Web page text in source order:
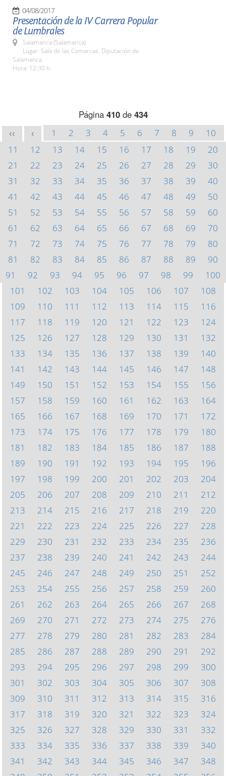
04/08/2017
Presentación de la IV Carrera Popular
de Lumbrales
Salamanca (Salamanca)
Lugar: Sala de las Comarcas. Diputación de
Salamanca
Hora: 12:30 h.
Página 410de 434
<< < 1 2 3 4 5 6 7 8 9
10
11
12 13 14 15 16 17 18 19
20
21
22 23 24 25 26 27 28 29
30
31
32 33 34 35 36 37 38 39
40
41
42 43 44 45 46 47 48 49
50
51
52 53 54 55 56 57 58 59
60
61
62 63 64 65 66 67 68 69
70
71
72 73 74 75 76 77 78 79
80
81
82 83 84 85 86 87 88 89
90
91
92 93 94 95 96 97 98 99
100
101
102 103 104 105 106 107
108
109
110 111 112 113 114 115
116
117
118 119 120 121 122 123
124
125
126 127 128 129 130 131
132
133
134 135 136 137 138 139
140
141
142 143 144 145 146 147
148
149
150 151 152 153 154 155
156
157
158 159 160 161 162 163
164
165
166 167 168 169 170 171
172
173
174 175 176 177 178 179
180
181
182 183 184 185 186 187
188
189
190 191 192 193 194 195
196
197
198 199 200 201 202 203
204
205
206 207 208 209 210 211
212
213
214 215 216 217 218 219
220
221
222 223 224 225 226 227
228
229
230 231 232 233 234 235
236
237
238 239 240 241 242 243
244
245
246 247 248 249 250 251
252
253
254 255 256 257 258 259
260
261
262 263 264 265 266 267
268
269
270 271 272 273 274 275
276
277
278 279 280 281 282 283
284
285
286 287 288 289 290 291
292
293
294 295 296 297 298 299
300
301
302 303 304 305 306 307
308
309
310 311 312 313 314 315
316
317
318 319 320 321 322 323
324
325
326 327 328 329 330 331
332
333
334 335 336 337 338 339
340
341
342 343 344 345 346 347
348